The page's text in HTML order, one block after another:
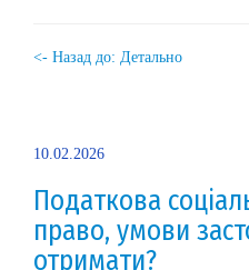
<- Назад до: Детально
10.02.2026
Податкова
право, умови
отримати?